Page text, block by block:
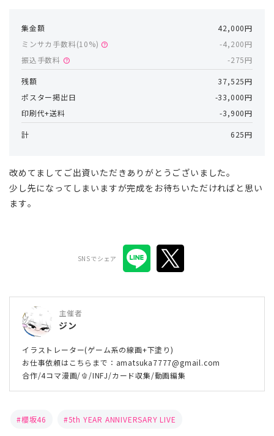
集金額
42,000円
ミンサカ手数料(10%) help
-4,200円
振込手数料 help -275円
残額
37,525円
ポスター掲出日
-33,000円
印刷代+送料
-3,900円
計 625円
改めてましてご出資いただきありがとうございました。
少し先になってしまいますが完成をお待ちいただければと思い
ます。
SNSでシェア
主催者
ジン
イラストレーター(ゲーム系の線画+下塗り)
お仕事依頼はこちらまで：amatsuka7777@gmail.com
合作/4コマ漫画/🫑/INFJ/カード収集/動画編集
櫻坂46 5th YEAR ANNIVERSARY LIVE